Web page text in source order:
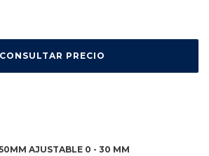
AJUSTABLE 0 - 30 MM